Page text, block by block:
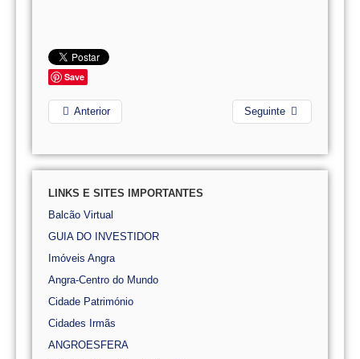
Save
Anterior Seguinte
LINKS E SITES IMPORTANTES
Balcão Virtual
GUIA DO INVESTIDOR
Imóveis Angra
Angra-Centro do Mundo
Cidade Património
Cidades Irmãs
ANGROESFERA